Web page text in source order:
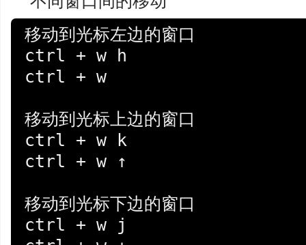
移动到光标左边的窗口
ctrl + w h
ctrl + w
移动到光标上边的窗口
ctrl + w k
ctrl + w ↑
移动到光标下边的窗口
ctrl + w j